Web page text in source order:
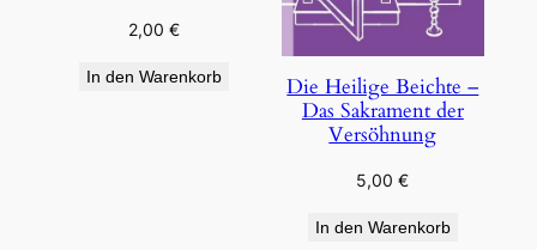
2,00€
In den Warenkorb
Die Heilige Beichte –
Das Sakrament der
Versöhnung
5,00€
In den Warenkorb